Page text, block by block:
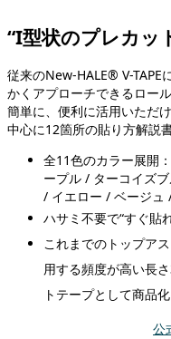
“I型状のプレカッ
従来のNew-HALE® V-TAPE
かくアプローチできるロー
簡単に、便利に活用いただ
中心に12箇所の貼り方解説
全11色のカラー展開
ープル / ターコイズ
/ イエロー / ベージュ
ハサミ不要で“すぐ貼
これまでのトップア
用する頻度が高い長
トテープとして商品
公